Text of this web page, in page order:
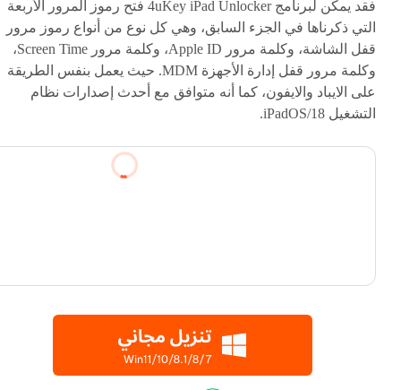
فقد يمكن لبرنامج 4uKey iPad Unlocker فتح رموز المرور الأربعة
التي ذكرناها في الجزء السابق، وهي كل نوع من أنواع رموز مرور
قفل الشاشة، وكلمة مرور Apple ID، وكلمة مرور Screen Time،
وكلمة مرور قفل إدارة الأجهزة MDM. حيث يعمل بنفس الطريقة
على الايباد والايفون، كما أنه متوافق مع أحدث إصدارات نظام
التشغيل iPadOS/18.